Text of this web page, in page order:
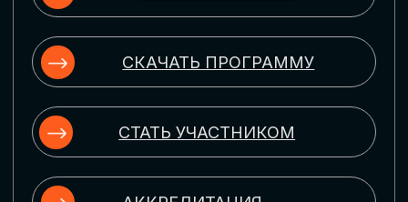
ЦИФРОВИЗАЦИЯ
УПРАВЛЕНИЯ ПЕРСОНАЛОМ
Рассмотрим управление человеческим
комплексные решения для роста
производительности и кейсы
оптимизации процессов найма,
развития, оценки и удержания